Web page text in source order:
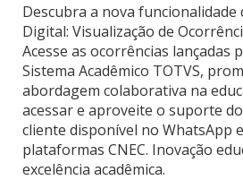
Descubra a nova funcionalidade
Digital: Visualização de
Acesse as ocorrências lançadas
Sistema Acadêmico TOTVS,
abordagem colaborativa na
acessar e aproveite o suporte
cliente disponível no WhatsApp
plataformas CNEC. Inovação
excelência acadêmica.